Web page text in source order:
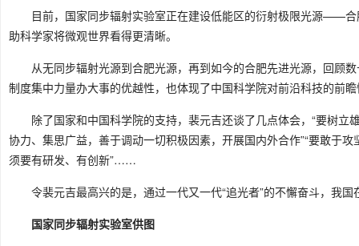
目前，国家同步辐射实验室正在建设低能区的衍射极限光源——
助科学家将微观世界看得更清晰。
从无同步辐射光源到合肥光源，再到如今的合肥先进光源，回顾
制度集中力量办大事的优越性，也体现了中国科学院对前沿科技的前瞻
除了国家和中国科学院的支持，裴元吉还谈了几点体会，“要树
协力、集思广益，善于调动一切积极因素，开展国内外合作”“要敢于
须要有研发、有创新”……
令裴元吉最高兴的是，通过一代又一代“追光者”的不懈奋斗，我
国家同步辐射实验室供图